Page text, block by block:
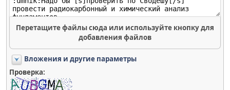
Перетащите файлы сюда или используйте кнопку для
добавления файлов
Вложения и другие параметры
Проверка: